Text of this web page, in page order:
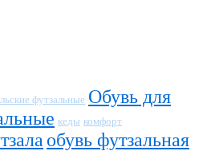
футзальные Обувь для
кеды комфорт
обувь футзальная